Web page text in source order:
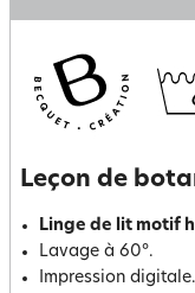
Leçon de
Linge de lit motif
Lavage à 60°.
Impression digitale.